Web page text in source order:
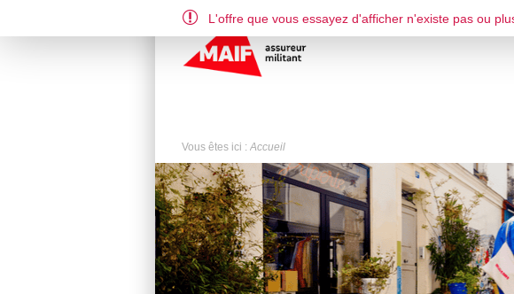
Vous êtes ici : Accueil
L'offre que vous essayez d'afficher n'existe pas ou